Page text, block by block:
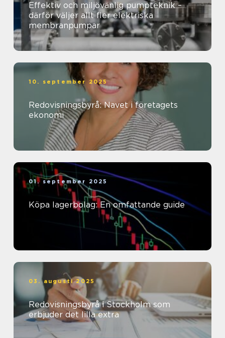
Effektiv och miljövänlig pumpteknik –
därför väljer allt fler elektriska
membranpumpar
10. september 2025
Redovisningsbyrå: Navet i företagets
ekonomi
01. september 2025
Köpa lagerbolag: En omfattande guide
03. augusti 2025
Redovisningsbyrå i Stockholm som
erbjuder det lilla extra